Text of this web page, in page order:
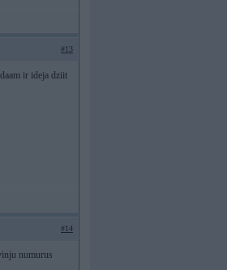
#13
ir ideja dziit
#14
numurus